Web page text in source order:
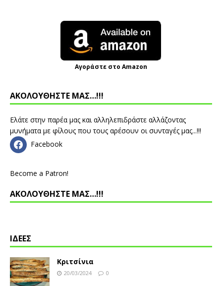
Αγοράστε στο Amazon
ΑΚΟΛΟΥΘΗΣΤΕ ΜΑΣ…!!!
Ελάτε στην παρέα μας και αλληλεπιδράστε αλλάζοντας
μυνήματα με φίλους που τους αρέσουν οι συνταγές μας...!!!
Facebook
Become a Patron!
ΑΚΟΛΟΥΘΗΣΤΕ ΜΑΣ…!!!
ΙΔΕΕΣ
Κριτσίνια
20/03/2024 0